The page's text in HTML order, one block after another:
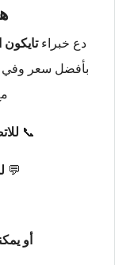
دع خبراءتايكون
بأفضل سعر وفي
📞
💬
أو